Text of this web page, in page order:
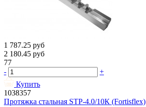
1 787.25 руб
2 180.45 руб
77
-
+
Купить
1038357
Протяжка стальная STP-4.0/10К (Fortisflex)